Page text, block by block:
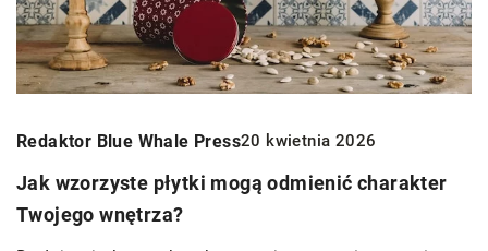
Redaktor Blue Whale Press20 kwietnia 2026
Jak wzorzyste płytki mogą odmienić charakter
Twojego wnętrza?